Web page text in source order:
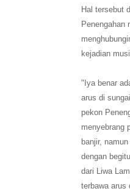
Hal tersebut
Penengahan
kejadian
"Iya benar
arus di
pekon
menyebrang
banjir,
dengan
dari Liwa
terbawa arus